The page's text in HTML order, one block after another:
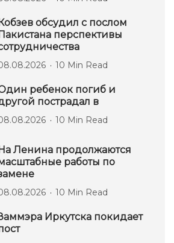
обсудил с послом
перспективы
10 Min Read
ребенок погиб и
пострадал в
10 Min Read
Ленина продолжаются
работы по
10 Min Read
Иркутска покидает